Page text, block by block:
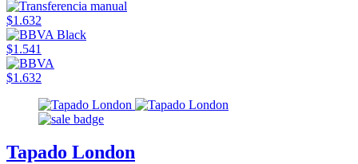
$1.632
$1.541
$1.632
Tapado London